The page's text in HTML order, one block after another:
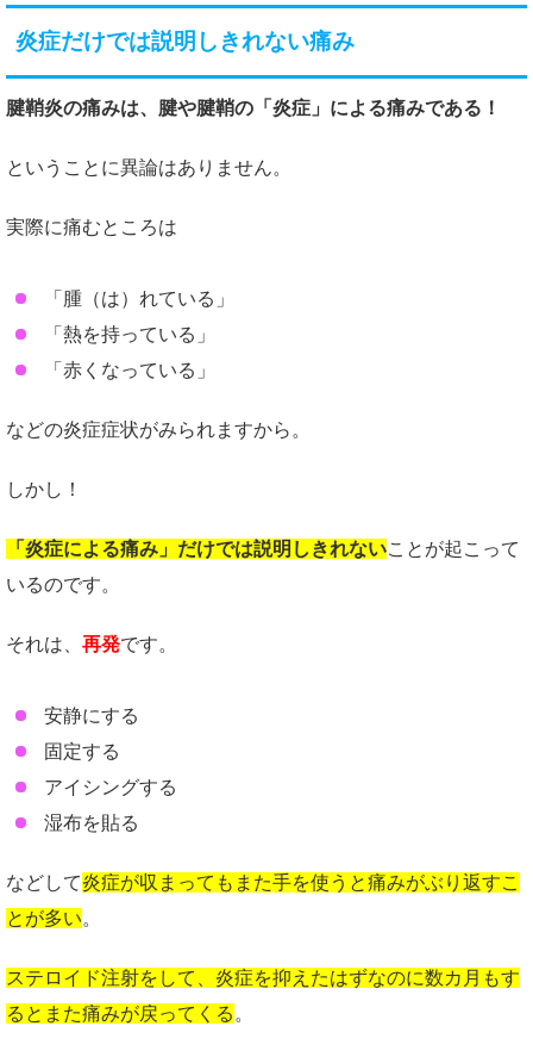
炎症だけでは説明しきれない痛み
腱鞘炎の痛みは、腱や腱鞘の「炎症」による痛みである！
ということに異論はありません。
実際に痛むところは
「腫（は）れている」
「熱を持っている」
「赤くなっている」
などの炎症症状がみられますから。
しかし！
「炎症による痛み」だけでは説明しきれないことが起こって
いるのです。
それは、 再発です。
安静にする
固定する
アイシングする
湿布を貼る
などして炎症が収まってもまた手を使うと痛みがぶり返すこ
とが多い。
ステロイド注射をして、炎症を抑えたはずなのに数カ月もす
るとまた痛みが戻ってくる 。